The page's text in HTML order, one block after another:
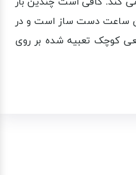
ساعت دست ساز است و در
کوچک تعبیه شده بر روی